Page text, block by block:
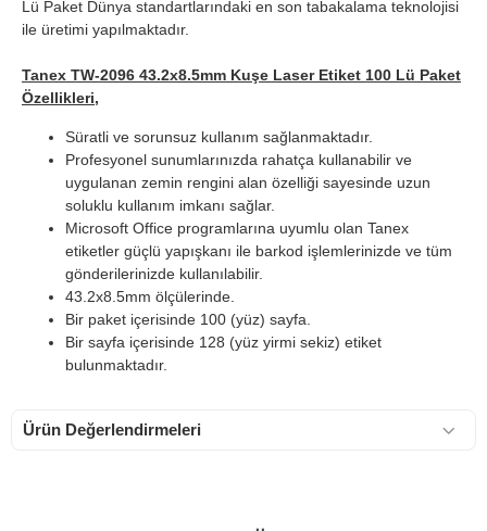
Lü Paket Dünya standartlarındaki en son tabakalama teknolojisi
ile üretimi yapılmaktadır.
Tanex TW-2096 43.2x8.5mm Kuşe Laser Etiket 100 Lü Paket
Özellikleri,
Süratli ve sorunsuz kullanım sağlanmaktadır.
Profesyonel sunumlarınızda rahatça kullanabilir ve
uygulanan zemin rengini alan özelliği sayesinde uzun
soluklu kullanım imkanı sağlar.
Microsoft Office programlarına uyumlu olan Tanex
etiketler güçlü yapışkanı ile barkod işlemlerinizde ve tüm
gönderilerinizde kullanılabilir.
43.2x8.5mm ölçülerinde.
Bir paket içerisinde 100 (yüz) sayfa.
Bir sayfa içerisinde 128 (yüz yirmi sekiz) etiket
bulunmaktadır.
Ürün Değerlendirmeleri